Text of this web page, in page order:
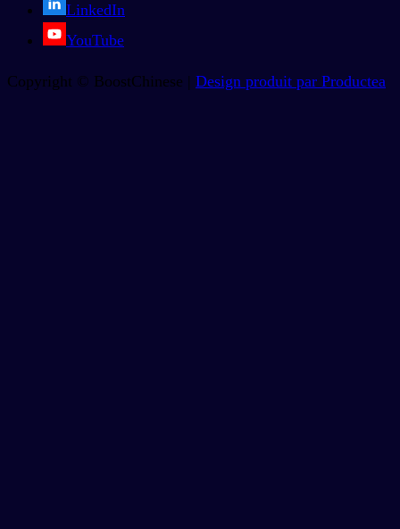
LinkedIn
YouTube
Copyright © BoostChinese | Design produit par Productea